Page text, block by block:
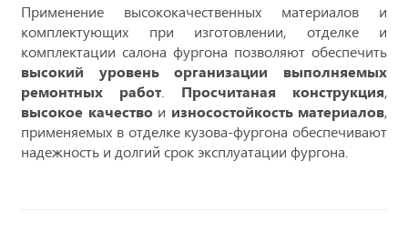
Применение высококачественных материалов и
комплектующих при изготовлении, отделке и
комплектации салона фургона позволяют обеспечить
высокий уровень организации выполняемых
ремонтных работ
Просчитаная конструкция,
высокое качествои износостойкость материалов,
применяемых в отделке кузова-фургона обеспечивают
надежность и долгий срок эксплуатации фургона.